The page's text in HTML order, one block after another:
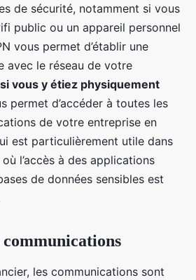
de sécurité, notamment si vous
public ou un appareil personnel
vous permet d’établir une
avec le réseau de votre
vous y étiez physiquement
permet d’accéder à toutes les
de votre entreprise en
est particulièrement utile dans
l’accès à des applications
de données sensibles est
les communications sont